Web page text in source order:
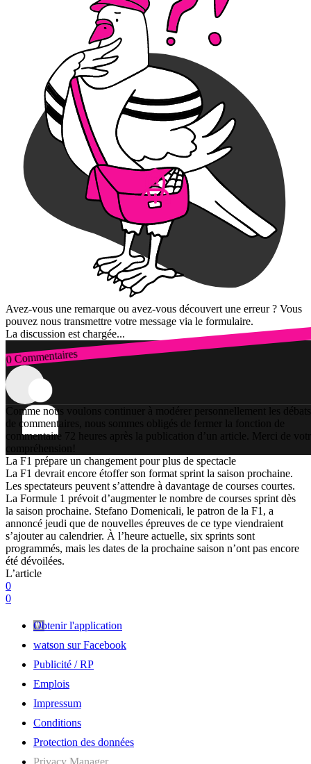
Avez-vous une remarque ou avez-vous découvert une erreur ? Vous
pouvez nous transmettre votre message via le formulaire.
La discussion est chargée...
0 Commentaires
Connexion
Comme nous voulons continuer à modérer personnellement les débats
de commentaires, nous sommes obligés de fermer la fonction de
commentaire 72 heures après la publication d’un article. Merci de
compréhension!
La F1 prépare un changement pour plus de spectacle
La F1 devrait encore étoffer son format sprint la saison prochaine.
Les spectateurs peuvent s’attendre à davantage de courses courtes.
La Formule 1 prévoit d’augmenter le nombre de courses sprint dès
la saison prochaine. Stefano Domenicali, le patron de la F1, a
annoncé jeudi que de nouvelles épreuves de ce type viendraient
s’ajouter au calendrier. À l’heure actuelle, six sprints sont
programmés, mais les dates de la prochaine saison n’ont pas encore
été dévoilées.
L’article
0
0
Obtenir l'application
watson sur Facebook
Publicité / RP
Emplois
Impressum
Conditions
Protection des données
Privacy Manager